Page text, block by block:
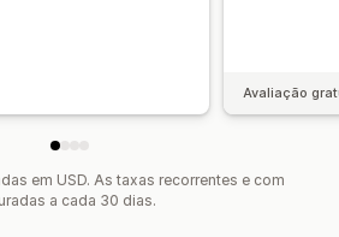
Avaliação
em USD. As taxas recorrentes e com
a cada 30 dias.